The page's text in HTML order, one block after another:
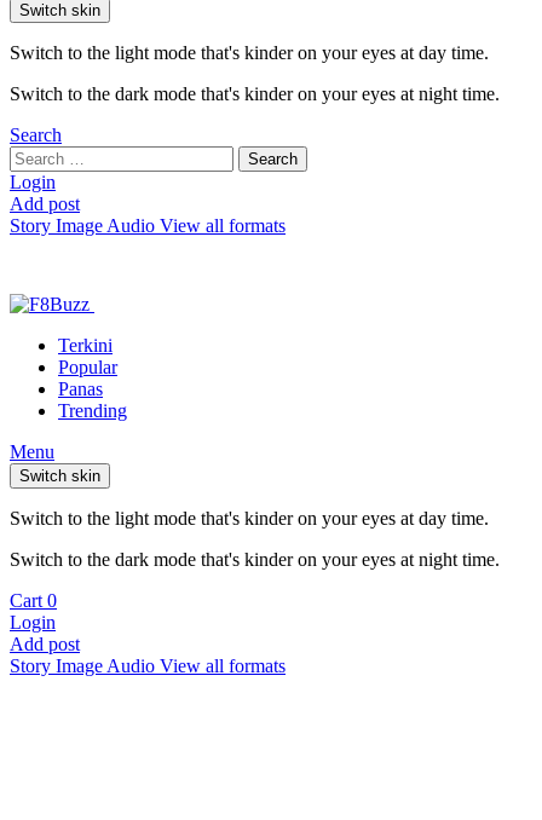
Switch skin
Switch to the light mode that's kinder on your eyes at day time.
Switch to the dark mode that's kinder on your eyes at night time.
Search
Search
for:
Search
Login
Add post
Story Image Audio View all formats
Terkini
Popular
Panas
Trending
Menu
Switch skin
Switch to the light mode that's kinder on your eyes at day time.
Switch to the dark mode that's kinder on your eyes at night time.
Cart 0
Login
Add post
Story Image Audio View all formats